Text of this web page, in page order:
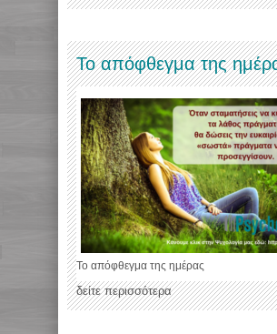
Το απόφθεγμα της
Το απόφθεγμα της ημέρας
δείτε περισσότερα